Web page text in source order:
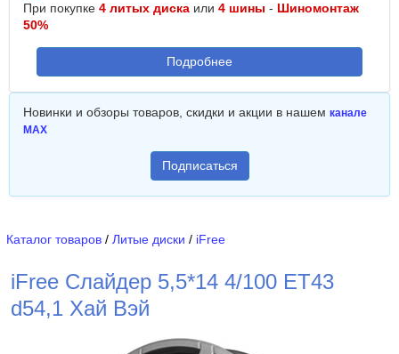
При покупке 4 литых диска или 4 шины - Шиномонтаж
50%
Подробнее
Новинки и обзоры товаров, скидки и акции в нашем канале
MAX
Подписаться
Каталог товаров / Литые диски / iFree
iFree Слайдер 5,5*14 4/100 ET43
d54,1 Хай Вэй